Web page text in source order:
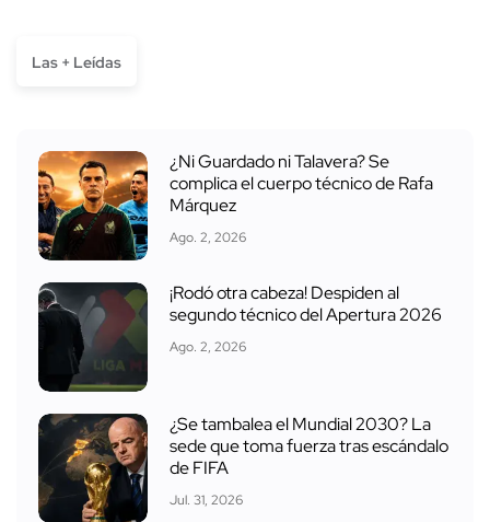
Las + Leídas
¿Ni Guardado ni Talavera? Se
complica el cuerpo técnico de Rafa
Márquez
Ago. 2, 2026
¡Rodó otra cabeza! Despiden al
segundo técnico del Apertura 2026
Ago. 2, 2026
¿Se tambalea el Mundial 2030? La
sede que toma fuerza tras escándalo
de FIFA
Jul. 31, 2026